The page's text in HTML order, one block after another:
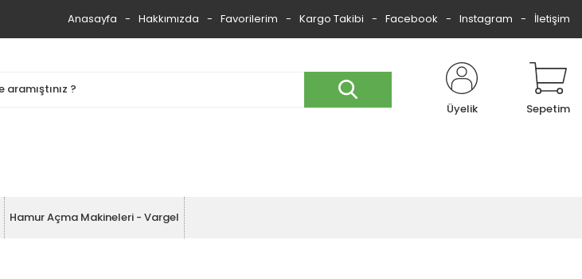
Anasayfa Hakkımızda Favorilerim Kargo Takibi Facebook Instagram İletişim
Üyelik Sepetim
Hamur Açma Makineleri - Vargel